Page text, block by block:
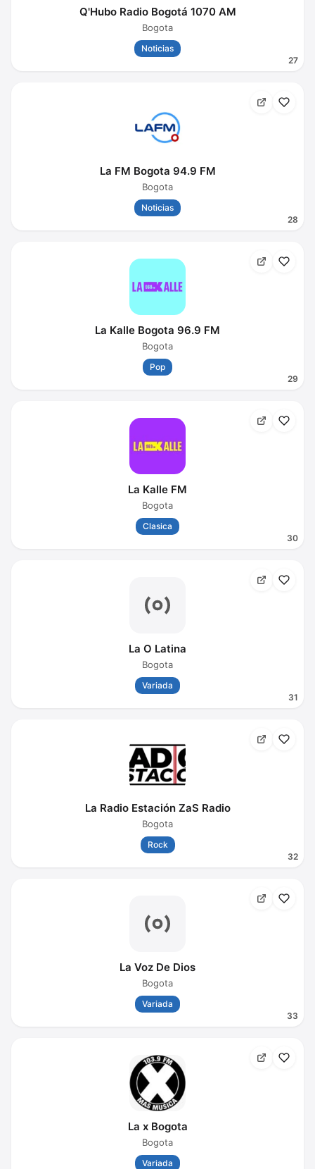
27
Q'Hubo Radio Bogotá 1070 AM
Bogota
Noticias
28
La FM Bogota 94.9 FM
Bogota
Noticias
29
La Kalle Bogota 96.9 FM
Bogota
Pop
30
La Kalle FM
Bogota
Clasica
31
La O Latina
Bogota
Variada
32
La Radio Estación ZaS Radio
Bogota
Rock
33
La Voz De Dios
Bogota
Variada
La x Bogota
Bogota
Variada